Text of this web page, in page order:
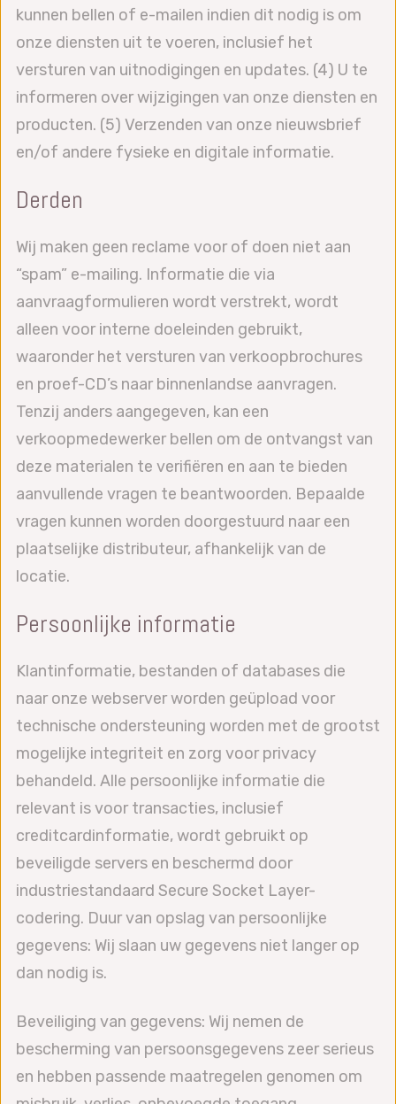
kunnen bellen of e-mailen indien dit nodig is om
onze diensten uit te voeren, inclusief het
versturen van uitnodigingen en updates. (4) U te
informeren over wijzigingen van onze diensten en
producten. (5) Verzenden van onze nieuwsbrief
en/of andere fysieke en digitale informatie.
Derden
Wij maken geen reclame voor of doen niet aan
“spam” e-mailing. Informatie die via
aanvraagformulieren wordt verstrekt, wordt
alleen voor interne doeleinden gebruikt,
waaronder het versturen van verkoopbrochures
en proef-CD’s naar binnenlandse aanvragen.
Tenzij anders aangegeven, kan een
verkoopmedewerker bellen om de ontvangst van
deze materialen te verifiëren en aan te bieden
aanvullende vragen te beantwoorden. Bepaalde
vragen kunnen worden doorgestuurd naar een
plaatselijke distributeur, afhankelijk van de
locatie.
Persoonlijke informatie
Klantinformatie, bestanden of databases die
naar onze webserver worden geüpload voor
technische ondersteuning worden met de grootst
mogelijke integriteit en zorg voor privacy
behandeld. Alle persoonlijke informatie die
relevant is voor transacties, inclusief
creditcardinformatie, wordt gebruikt op
beveiligde servers en beschermd door
industriestandaard Secure Socket Layer-
codering. Duur van opslag van persoonlijke
gegevens: Wij slaan uw gegevens niet langer op
dan nodig is.
Beveiliging van gegevens: Wij nemen de
bescherming van persoonsgegevens zeer serieus
en hebben passende maatregelen genomen om